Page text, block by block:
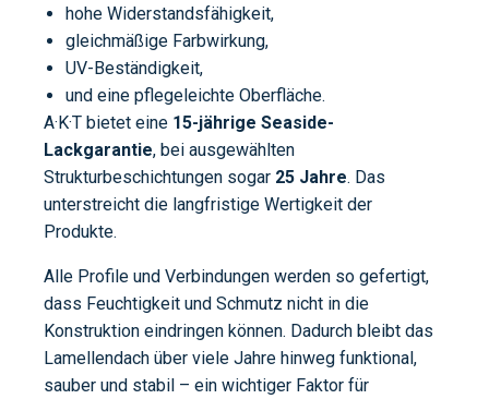
hohe Widerstandsfähigkeit,
gleichmäßige Farbwirkung,
UV-Beständigkeit,
und eine pflegeleichte Oberfläche.
A·K·T bietet eine 15-jährige Seaside-
Lackgarantie, bei ausgewählten
Strukturbeschichtungen sogar 25 Jahre. Das
unterstreicht die langfristige Wertigkeit der
Produkte.
Alle Profile und Verbindungen werden so gefertigt,
dass Feuchtigkeit und Schmutz nicht in die
Konstruktion eindringen können. Dadurch bleibt das
Lamellendach über viele Jahre hinweg funktional,
sauber und stabil – ein wichtiger Faktor für